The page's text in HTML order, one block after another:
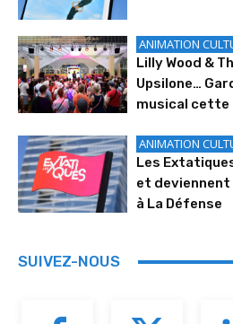
ANIMATION
Lilly Wood &
Upsilone…
musical cette
ANIMATION
Les
et deviennent
à La Défense
SUIVEZ-NOUS